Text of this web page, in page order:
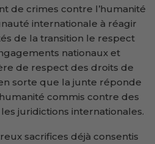
de crimes contre l’humanité
internationale à réagir
de la transition le respect
nationaux et
de respect des droits de
sorte que la junte réponde
commis contre des
juridictions internationales.
sacrifices déjà consentis